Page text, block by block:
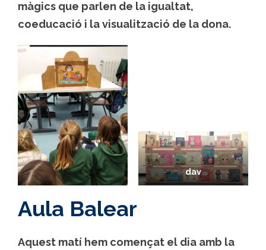
màgics que parlen de la igualtat,
coeducació i la visualització de la dona.
dav
Aula Balear
Aquest matí hem començat el dia amb la